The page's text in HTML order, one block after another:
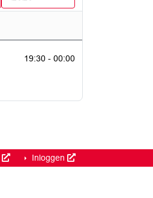
19:30 - 00:00
Inloggen